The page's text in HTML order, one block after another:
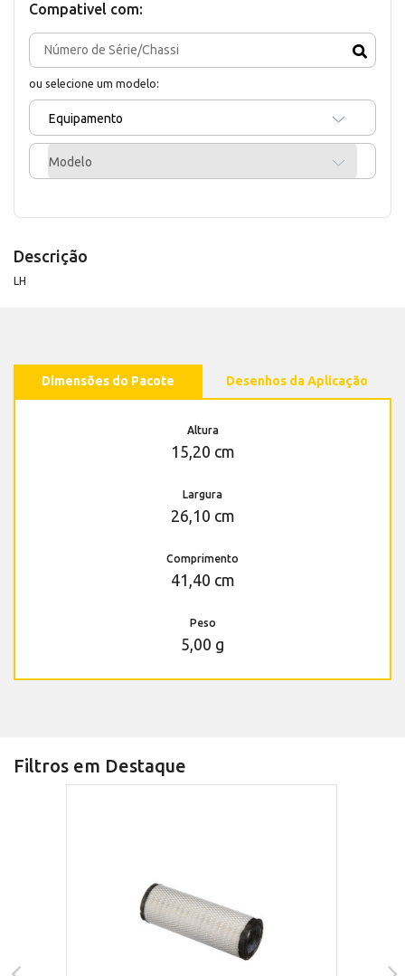
Compativel com:
ou selecione um modelo:
Equipamento
Modelo
Descrição
LH
Dimensões do Pacote Desenhos da Aplicação
Altura
15,20 cm
Largura
26,10 cm
Comprimento
41,40 cm
Peso
5,00 g
Filtros em Destaque